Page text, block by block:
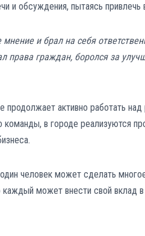
и обсуждения, пытаясь
и брал на себя
права граждан, боролся за
продолжает активно работать
команды, в городе реализуются
человек может сделать
каждый может внести свой вклад